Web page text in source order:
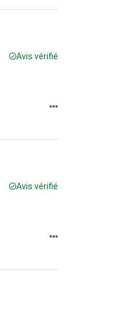
Avis vérifié
Avis vérifié